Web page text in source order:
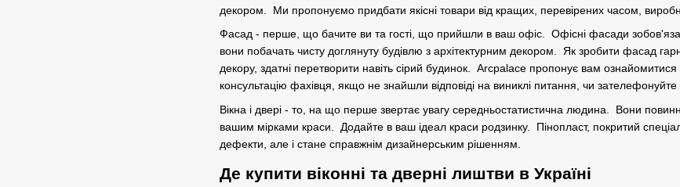
декором. Ми пропонуємо придбати якісні товари від кращих, перевірених часом,
Фасад - перше, що бачите ви та гості, що прийшли в ваш офіс. Офісні фасади
вони побачать чисту доглянуту будівлю з архітектурним декором. Як зробити фасад
декору, здатні перетворити навіть сірий будинок. Arcpalace пропонує вам
консультацію фахівця, якщо не знайшли відповіді на виниклі питання, чи
Вікна і двері - то, на що перше звертає увагу середньостатистична людина. Вони
вашим мірками краси. Додайте в ваш ідеал краси родзинку. Пінопласт, покритий
дефекти, але і стане справжнім дизайнерським рішенням.
Де купити віконні та дверні лиштви в Україні